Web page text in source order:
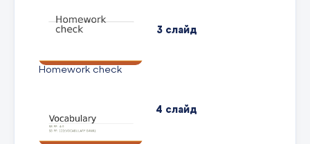
3 слайд
Homework check
4 слайд